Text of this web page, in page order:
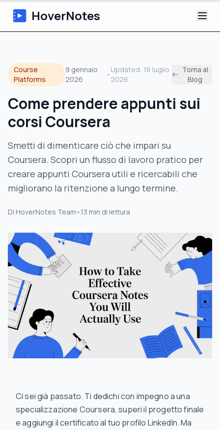
HoverNotes
Extension
Appunti Video IA
Tutorial
Chi siamo
Blog
Course
Platforms
9 gennaio
2026
•
Updated: 16 luglio
2026
Torna al
Blog
Come prendere appunti sui
corsi Coursera
Smetti di dimenticare ciò che impari su
Coursera. Scopri un flusso di lavoro pratico per
creare appunti Coursera utili e ricercabili che
migliorano la ritenzione a lungo termine.
Di HoverNotes Team • 13 min di lettura
Ci sei già passato. Ti dedichi con impegno a una
specializzazione Coursera, superi il progetto finale
e aggiungi il certificato al tuo profilo LinkedIn. Ma